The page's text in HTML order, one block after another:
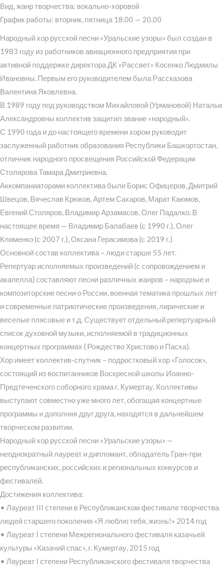
Вид, жанр творчества: вокально-хоровой
График работы: вторник, пятница 18.00 — 20.00
Народный хор русской песни «Уральские узоры» был создан в
1983 году из работников авиационного предприятия при
активной поддержке директора ДК «Рассвет» Косенко Людмилы
Ивановны. Первым его руководителем была Рассказова
Валентина Яковлевна.
В 1989 году под руководством Михайловой (Урмановой) Натальи
Александровны коллектив защитил звание «народный».
С 1990 года и до настоящего времени хором руководит
заслуженный работник образования Республики Башкортостан,
отличник народного просвещения Российской Федерации
Столярова Тамара Дмитриевна.
Аккомпаниаторами коллектива были Борис Офицеров, Дмитрий
Швецов, Вячеслав Крюков, Артем Сахаров, Марат Каюмов,
Евгений Столяров, Владимир Арзамасов, Олег Падалко. В
настоящее время — Владимир Балабаев (с 1990 г.), Олег
Клименко (с 2007 г.), Оксана Герасимова (с 2019 г.)
Основной состав коллектива – люди старше 55 лет.
Репертуар исполняемых произведений (с сопровождением и
акапелла) составляют песни различных жанров – народные и
композиторские песни о России, военная тематика прошлых лет
и современные патриотические произведения, лирические и
веселые плясовые и т.д. Существует отдельный репертуарный
список духовной музыки, исполняемой в традиционных
концертных программах ( Рождество Христово и Пасха).
Хор имеет коллектив-спутник – подростковый хор «Голосок»,
состоящий из воспитанников Воскресной школы Иоанно-
Предтеченского соборного храма г. Кумертау. Коллективы
выступают совместно уже много лет, обогащая концертные
программы и дополняя друг друга, находятся в дальнейшем
творческом развитии.
Народный хор русской песни «Уральские узоры» —
неоднократный лауреат и дипломант, обладатель Гран-при
республиканских, российских и региональных конкурсов и
фестивалей.
Достижения коллектива:
• Лауреат III степени в Республиканском фестивале творчества
людей старшего поколения «Я люблю тебя, жизнь!» 2014 год
• Лауреат I степени Межрегионального фестиваля казачьей
культуры «Казачий спас», г. Кумертау, 2015 год
• Лауреат I степени Республиканского фестиваля творчества